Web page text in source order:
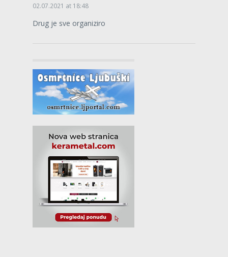
02.07.2021 at 18:48
Drug je sve organiziro